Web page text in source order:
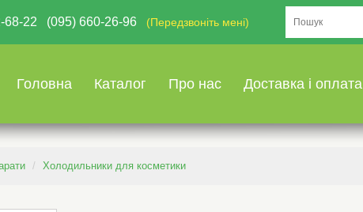
68-22 (095) 660-26-96 (Передзвоніть мені)
Головна Каталог Про нас Доставка і оплата
Холодильники для косметики